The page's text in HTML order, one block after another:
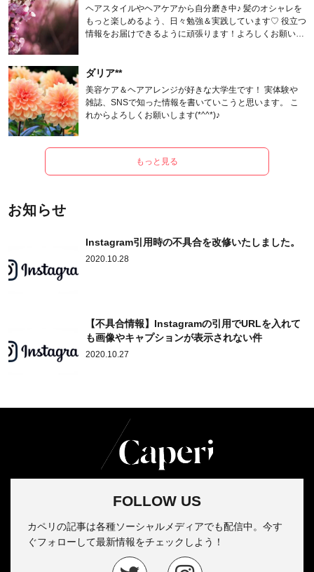
ヘアスタイルやヘアケアから自分磨き中♪ 髪のオシャレを
もっと楽しめるよう、日々勉強＆実践しています♡ 役立つ
情報をお届けできるように頑張ります！よろしくお願いし
ダリア**
美容ケア＆ヘアアレンジが好きな大学生です！ 実体験や
雑誌、SNSで知った情報を書いていこうと思います。 こ
れからよろしくお願いします(*^^*)♪
もっと見る
お知らせ
Instagram引用時の不具合を改修いたしました。
2020.10.28
【不具合情報】Instagramの引用でURLを入れて
も画像やキャプションが表示されない件
2020.10.27
FOLLOW US
カペリの記事は各種ソーシャルメディアでも配信中。今す
ぐフォローして最新情報をチェックしよう！